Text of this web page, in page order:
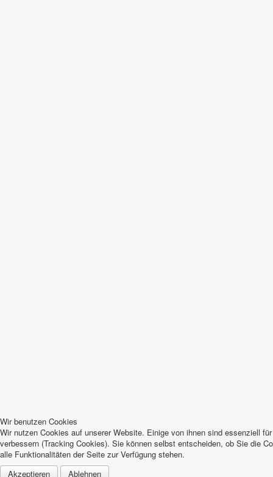
Wir benutzen Cookies
Wir nutzen Cookies auf unserer Website. Einige von ihnen sind essenziell
verbessern (Tracking Cookies). Sie können selbst entscheiden, ob Sie die
alle Funktionalitäten der Seite zur Verfügung stehen.
Akzeptieren
Ablehnen